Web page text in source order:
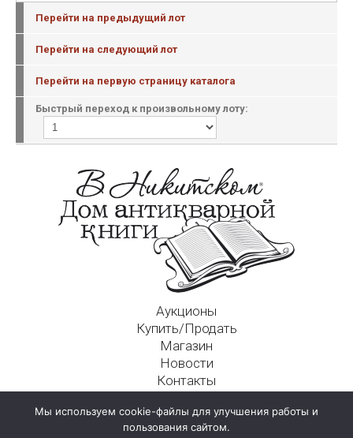
Перейти на предыдущий лот
Перейти на следующий лот
Перейти на первую страницу каталога
Быстрый переход к произвольному лоту:
Аукционы
Купить/Продать
Магазин
Новости
Контакты
125009, г. Москва, Никитский пер., д. 4а, стр. 1
Мы используем cookie-файлы для улучшения работы и
пользования сайтом.